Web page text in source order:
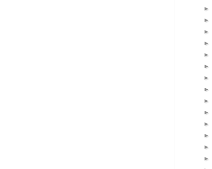
►
►
►
►
►
►
►
►
►
►
►
►
►
►